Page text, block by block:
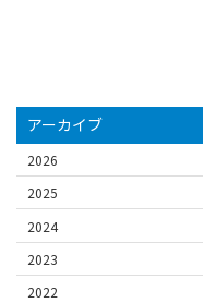
アーカイブ
2026
2025
2024
2023
2022